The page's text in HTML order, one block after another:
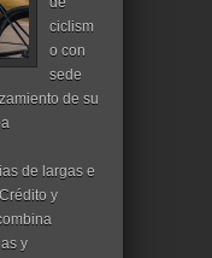
ciclism
o con
sede
de su
de largas e
y
y